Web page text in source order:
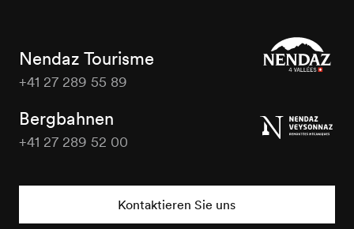
Nendaz Tourisme
+41 27 289 55 89
Bergbahnen
+41 27 289 52 00
Kontaktieren Sie uns